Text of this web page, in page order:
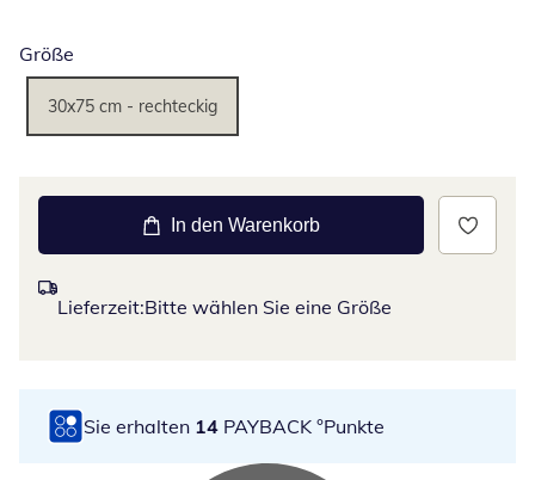
Größe
30x75 cm - rechteckig
In den Warenkorb
Lieferzeit:Bitte wählen Sie eine Größe
Sie erhalten 14 PAYBACK °Punkte